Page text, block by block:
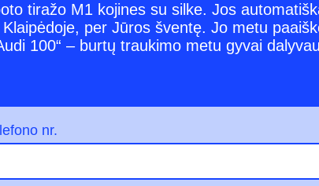
tiražo M1 kojines su silke. Jos
per Jūros šventę. Jo metu
100“ – burtų traukimo metu gyvai
nr.